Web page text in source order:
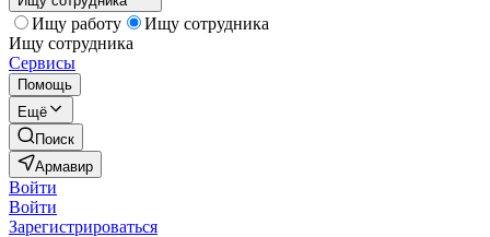
Ищу работу
Ищу сотрудника
Ищу сотрудника
Сервисы
Помощь
Ещё
Поиск
Армавир
Войти
Войти
Зарегистрироваться